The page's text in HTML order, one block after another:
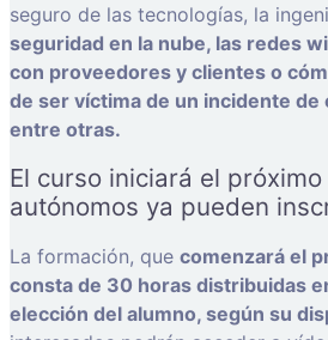
seguro de las tecnologías, la
seguridad en la nube, las redes
con proveedores y clientes o
de ser víctima de un incidente de
entre otras.
El curso iniciará el
autónomos ya pueden
La formación, que comenzará el
consta de 30 horas distribuidas
elección del alumno, según su